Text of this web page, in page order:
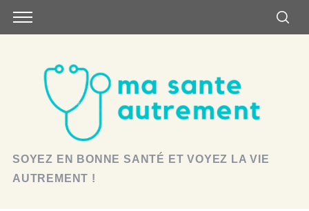
SOYEZ EN BONNE SANTÉ ET VOYEZ LA VIE
AUTREMENT !